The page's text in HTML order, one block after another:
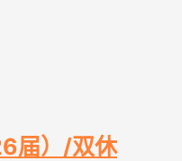
届）/双休